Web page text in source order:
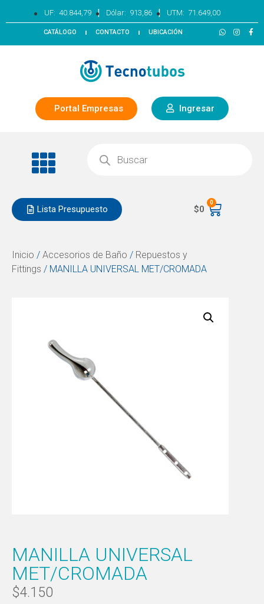
UF: 40.844,79 | Dólar: 913,86 | UTM: 71.649,00
CATÁLOGO CONTACTO UBICACIÓN
Portal Empresas Ingresar
Lista Presupuesto $0
0
Inicio / Accesorios de Baño / Repuestos y
Fittings / MANILLA UNIVERSAL MET/CROMADA
MANILLA UNIVERSAL
MET/CROMADA
$4.150